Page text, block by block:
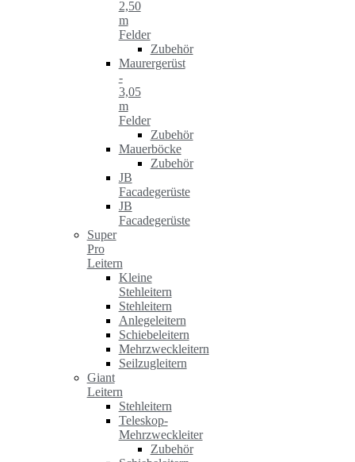
2,50
m
Felder
Zubehör
Maurergerüst
-
3,05
m
Felder
Zubehör
Mauerböcke
Zubehör
JB
Facadegerüste
JB
Facadegerüste
Super
Pro
Leitern
Kleine
Stehleitern
Stehleitern
Anlegeleitern
Schiebeleitern
Mehrzweckleitern
Seilzugleitern
Giant
Leitern
Stehleitern
Teleskop-
Mehrzweckleiter
Zubehör